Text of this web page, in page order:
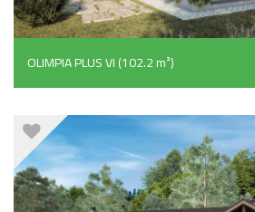
OLIMPIA PLUS VI (102.2 m²)